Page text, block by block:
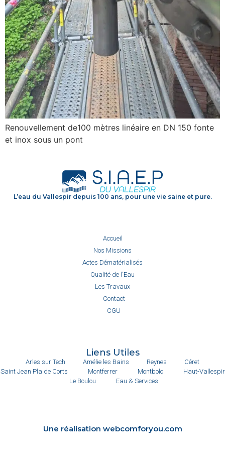
Renouvellement de100 mètres linéaire en DN 150 fonte
et inox sous un pont
L’eau du Vallespir depuis 100 ans, pour une vie saine et pure.
Accueil
Nos Missions
Actes Dématérialisés
Qualité de l'Eau
Les Travaux
Contact
CGU
Liens Utiles
Arles sur Tech Amélie les Bains Reynes
Céret
Saint Jean Pla de Corts
Montferrer Montbolo
Haut-Vallespir
Le Boulou
Eau & Services
Une réalisation webcomforyou.com